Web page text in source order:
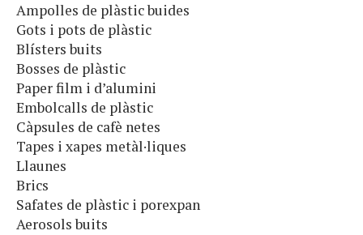
Ampolles de plàstic buides
Gots i pots de plàstic
Blísters buits
Bosses de plàstic
Paper film i d’alumini
Embolcalls de plàstic
Càpsules de cafè netes
Tapes i xapes metàl·liques
Llaunes
Brics
Safates de plàstic i porexpan
Aerosols buits